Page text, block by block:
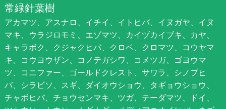
常緑針葉樹
アカマツ、アスナロ、イチイ、イトヒバ、イヌガヤ、イヌ
マキ、ウラジロモミ、エゾマツ、カイヅカイブキ、カヤ、
キャラボク、クジャクヒバ、クロベ、クロマツ、コウヤマ
キ、コウヨウザン、コノテガシワ、コメツガ、ゴヨウマ
ツ、コニファー、ゴールドクレスト、サワラ、シノブヒ
バ、シラビソ、スギ、ダイオウショウ、タギョウショウ、
チャボヒバ、チョウセンマキ、ツガ、テーダマツ、ドイ、